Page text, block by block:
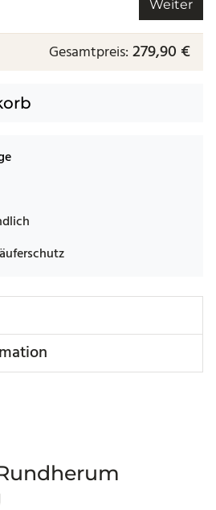
Weiter
Gesamtpreis: 279,90 €